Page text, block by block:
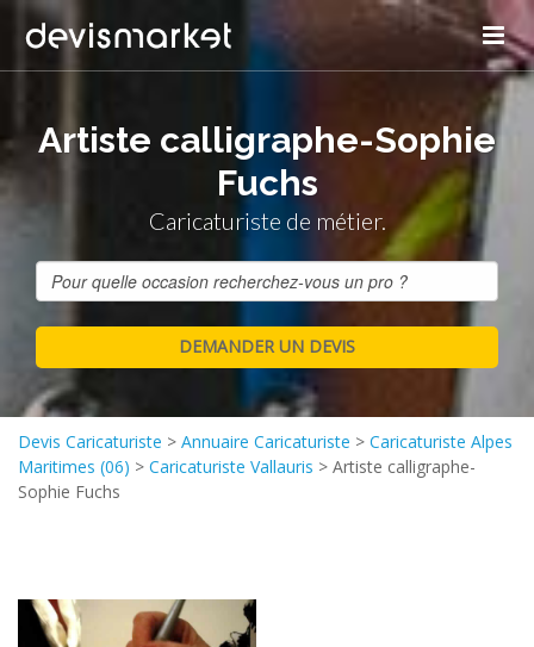
Artiste calligraphe-Sophie
Fuchs
Caricaturiste de métier.
Devis Caricaturiste > Annuaire Caricaturiste > Caricaturiste Alpes
Maritimes (06) > Caricaturiste Vallauris > Artiste calligraphe-
Sophie Fuchs